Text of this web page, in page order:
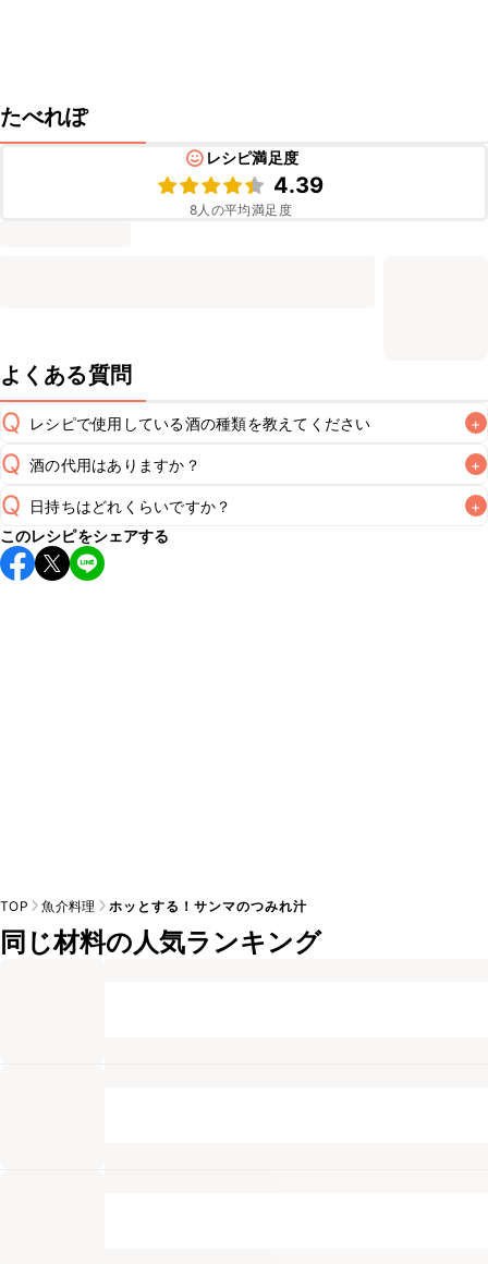
たべれぽ
レシピ満足度
4.39
8人の平均満足度
よくある質問
Q レシピで使用している酒の種類を教えてください +
A
Q 酒の代用はありますか？ +
A
Q 日持ちはどれくらいですか？ +
保存期間は冷蔵で翌日中が目安です。なるべくお早めにお召
し上がりください。
このレシピをシェアする
TOP 魚介料理 ホッとする！サンマのつみれ汁
同じ材料の人気ランキング